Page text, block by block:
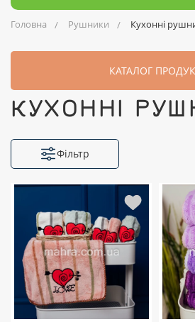
Головна Рушники Кухонні
КАТАЛОГ
КУХОННІ
Фільтр